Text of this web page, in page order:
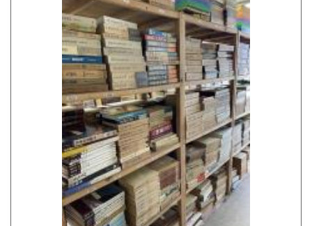
800円 長崎県
800円 大分県
800円 鹿児島県
1,500円